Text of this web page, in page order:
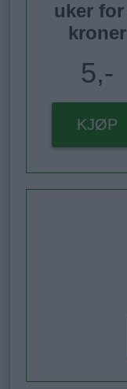
uker for
kroner
5,-
KJØP